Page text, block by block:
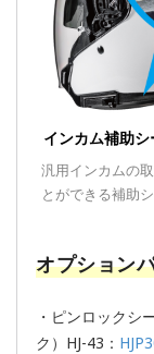
インカム補助
汎用インカムの
とができる補助
オプション
・ピンロックシ
ク）HJ-43：